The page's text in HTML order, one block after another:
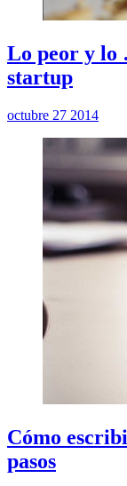
Lo peor y lo
startup
octubre 27 2014
Cómo
pasos